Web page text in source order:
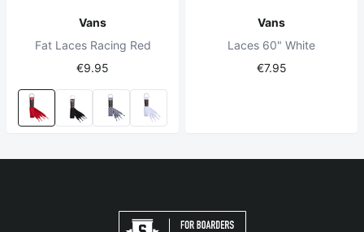
Vans
Fat Laces Racing Red
€9.95
Vans
Laces 60" White
€7.95